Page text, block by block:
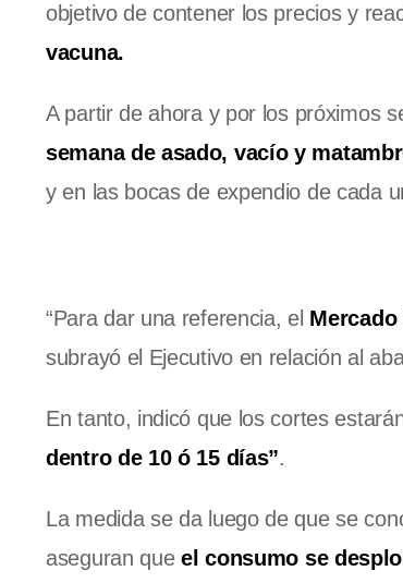
objetivo de contener los precios y
vacuna.
A partir de ahora y por los próximos
semana de asado, vacío y
y en las bocas de expendio de cada
“Para dar una referencia, el
subrayó el Ejecutivo en relación al
En tanto, indicó que los cortes
dentro de 10 ó 15 días”.
La medida se da luego de que se
aseguran queel consumo se